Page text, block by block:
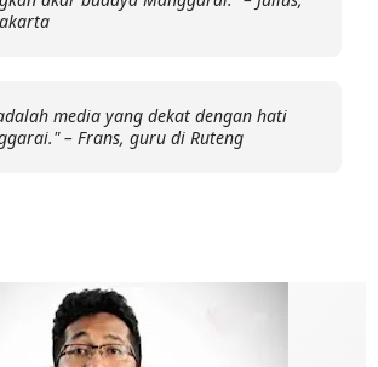
media yang dekat dengan hati
– Frans, guru di Ruteng